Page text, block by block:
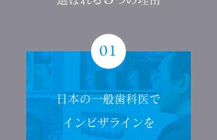
01
日本の一般歯科医で
インビザラインを